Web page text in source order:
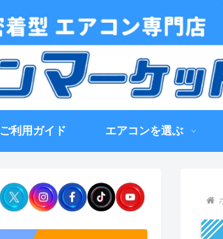
ご利用ガイド エアコンを選ぶ